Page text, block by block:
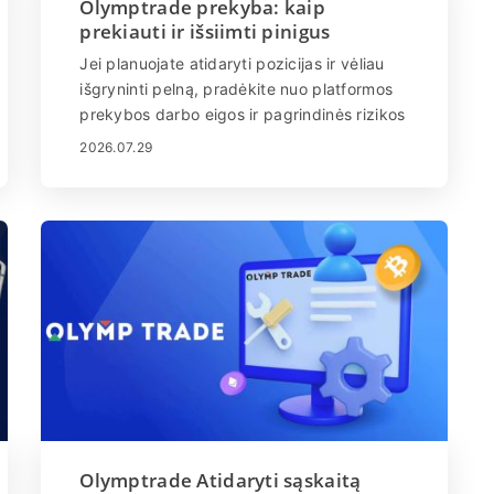
Olymptrade prekyba: kaip
prekiauti ir išsiimti pinigus
Jei planuojate atidaryti pozicijas ir vėliau
išgryninti pelną, pradėkite nuo platformos
prekybos darbo eigos ir pagrindinės rizikos
kontrolės įsisavinimo prieš finansuodami
signalų interpretavimą ir pratimą
demonstraciniu režimu, kad užsakymų
pateikimas ir vykdymas veiktų taip, kaip
tikimasi, kai yra realių lėšų. Praleidimas yra
dažna vykdymo klaidų ir išvengiamų
nuostolių, kurie apsunkina vėlesnius
išėmimus, priežastis. Kartu su prekybos
įgūdžiais supraskite išmokėjimo pusę:
palaikomus pinigų išėmimo būdus,
minimalius terminus ir apdorojimo laiką bei
2026.07.29
Olymptrade Atidaryti sąskaitą